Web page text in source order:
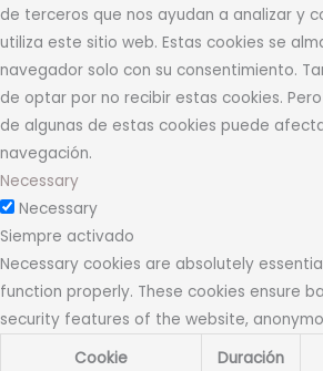
de terceros que nos ayudan a analizar y
utiliza este sitio web. Estas cookies se
navegador solo con su consentimiento.
de optar por no recibir estas cookies.
de algunas de estas cookies puede
navegación.
Necessary
Necessary
Siempre activado
Necessary cookies are absolutely
function properly. These cookies ensure
security features of the website,
Cookie
Duración